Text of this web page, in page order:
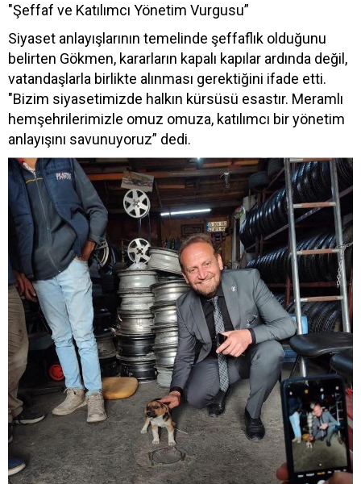
"Şeffaf ve Katılımcı Yönetim Vurgusu”
Siyaset anlayışlarının temelinde şeffaflık olduğunu
belirten Gökmen, kararların kapalı kapılar ardında değil,
vatandaşlarla birlikte alınması gerektiğini ifade etti.
"Bizim siyasetimizde halkın kürsüsü esastır. Meramlı
hemşehrilerimizle omuz omuza, katılımcı bir yönetim
anlayışını savunuyoruz” dedi.